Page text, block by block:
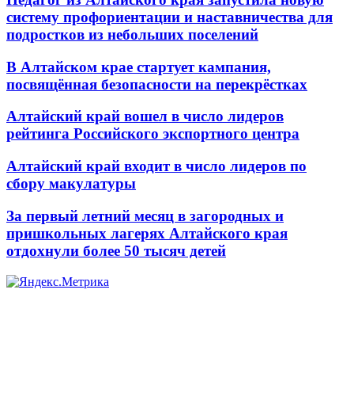
систему профориентации и наставничества для
подростков из небольших поселений
В Алтайском крае стартует кампания,
посвящённая безопасности на перекрёстках
Алтайский край вошел в число лидеров
рейтинга Российского экспортного центра
Алтайский край входит в число лидеров по
сбору макулатуры
За первый летний месяц в загородных и
пришкольных лагерях Алтайского края
отдохнули более 50 тысяч детей